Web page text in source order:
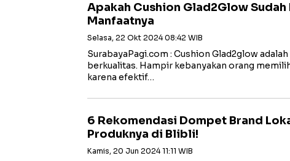
Apakah Cushion Glad2Glow Sudah
Manfaatnya
Selasa, 22 Okt 2024 08:42 WIB
SurabayaPagi.com : Cushion Glad2glow
berkualitas. Hampir kebanyakan orang
karena efektif…
6 Rekomendasi Dompet Brand
Produknya di Blibli!
Kamis, 20 Jun 2024 11:11 WIB